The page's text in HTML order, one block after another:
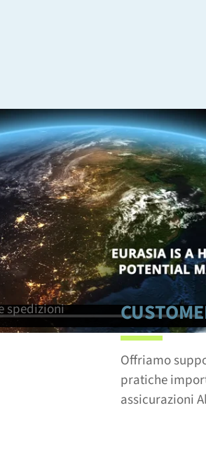
DIRETTO TRA
in continua espansione e
di trasporto specifici,
grazie a una fitta rete di
intermodali personalizzate.
Offriamo
pratiche
assicurazioni